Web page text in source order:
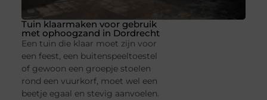
Tuin klaarmaken voor gebruik
met ophoogzand in Dordrecht
Een tuin die klaar moet zijn voor
een feest, een buitenspeeltoestel
of gewoon een groepje stoelen
rond een vuurkorf, moet wel een
beetje egaal en stevig aanvoelen.